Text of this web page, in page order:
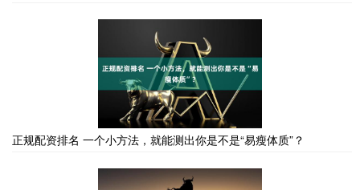
正规配资排名 一个小方法，就能测出你是不是“易瘦体质”？